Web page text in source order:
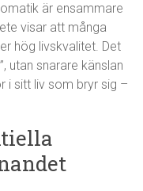
är ensammare
visar att många
hög livskvalitet. Det
utan snarare känslan
i sitt liv som bryr sig –